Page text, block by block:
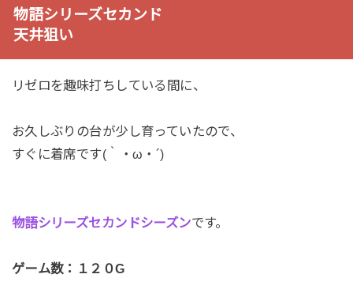
物語シリーズセカンド
天井狙い
リゼロを趣味打ちしている間に、
お久しぶりの台が少し育っていたので、
すぐに着席です(｀・ω・´)
物語シリーズセカンドシーズンです。
ゲーム数：１２０G